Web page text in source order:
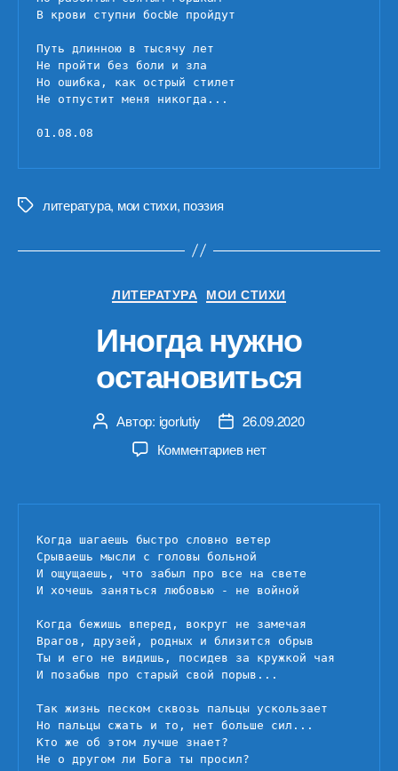
В крови ступни босЫе пройдут
Путь длинною в тысячу лет
Не пройти без боли и зла
Но ошибка, как острый стилет
Не отпустит меня никогда...
01.08.08
Меткилитература, мои стихи, поэзия
Рубрики
ЛИТЕРАТУРА МОИ СТИХИ
Иногда нужно
остановиться
Автор
записи
Автор: igorlutiy
Дата26.09.2020
Комментариевк
нужно
нет
Когда шагаешь быстро словно ветер
Срываешь мысли с головы больной
И ощущаешь, что забыл про все на свете
И хочешь заняться любовью - не войной
Когда бежишь вперед, вокруг не замечая
Врагов, друзей, родных и близится обрыв
Ты и его не видишь, посидев за кружкой чая
И позабыв про старый свой порыв...
Так жизнь песком сквозь пальцы ускользает
Но пальцы сжать и то, нет больше сил...
Кто же об этом лучше знает?
Не о другом ли Бога ты просил?